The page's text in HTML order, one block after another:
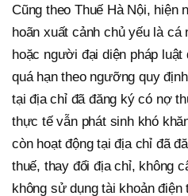
Cũng theo Thuế Hà Nội, hiện
hoãn xuất cảnh chủ yếu là cá
hoặc người đại diện pháp
quá hạn theo ngưỡng quy
tại địa chỉ đã đăng ký có nợ
thực tế vẫn phát sinh khó
còn hoạt động tại địa chỉ đã
thuế, thay đổi địa chỉ, không
không sử dụng tài khoản điện